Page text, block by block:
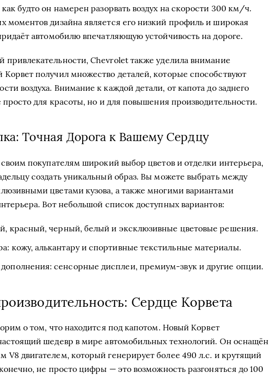
будто он намерен разорвать воздух на скорости 300 км/ч.
моментов дизайна является его низкий профиль и широкая
автомобилю впечатляющую устойчивость на дороге.
привлекательности, Chevrolet также уделила внимание
получил множество деталей, которые способствуют
воздуха. Внимание к каждой детали, от капота до заднего
для красоты, но и для повышения производительности.
Точная Дорога к Вашему Сердцу
покупателям широкий выбор цветов и отделки интерьера,
создать уникальный образ. Вы можете выбрать между
цветами кузова, а также многими вариантами
Вот небольшой список доступных вариантов:
красный, черный, белый и эксклюзивные цветовые решения.
кожу, алькантару и спортивные текстильные материалы.
дополнения: сенсорные дисплеи, премиум-звук и другие опции.
Сердце Корвета
о том, что находится под капотом. Новый Корвет
шедевр в мире автомобильных технологий. Он оснащён
двигателем, который генерирует более 490 л.с. и крутящий
не просто цифры — это возможность разгоняться до 100